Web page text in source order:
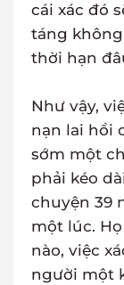
cái xác đó
táng
thời hạn
Như vậy,
nạn lai hồi
sớm một
phải kéo
chuyện 39
một lúc.
nào, việc
người một